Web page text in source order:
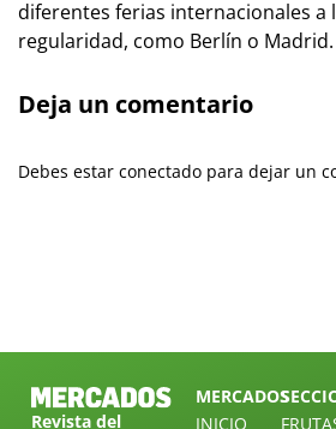
diferentes ferias internacionales a
regularidad, como Berlín o Madrid.
Deja un comentario
Debes estar conectado para dejar un
Revista del
MERCADOS
INICIO